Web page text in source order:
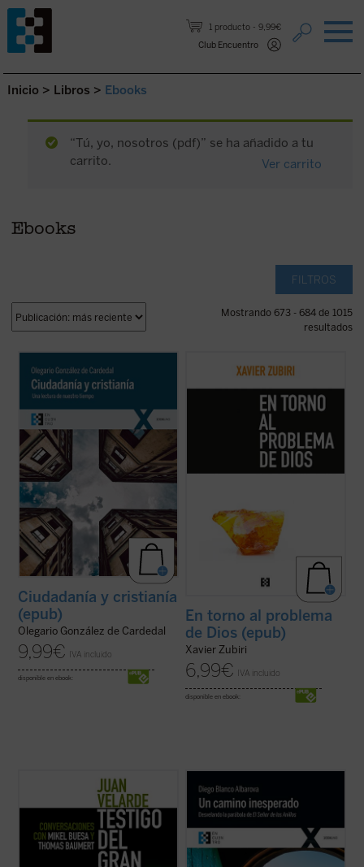
1 producto
9,99€
Club Encuentro
Saltar al contenido.
Inicio > Libros > Ebooks
“Tú, yo, nosotros (pdf)” se ha añadido a tu
carrito.
Ver carrito
Ebooks
FILTROS
Mostrando 673 - 684 de 1015
resultados
hacer, los ciudadanos tenemos siempre la
sociedad por configurar y los cristianos
tenemos siempre nuestra fe por realizar.
existente entre estos órdenes: Humanidad,
...(ver ficha)
Ciudadanía y cristianía
(epub)
Olegario González de Cardedal
9,99€ IVA incluido
disponible en ebook:
Este ensayo clásico de Zubiri constituye
una de las mejores introducciones a su
en edición separada, permitirá al lector
apreciar en todo su valor la originaria
formulación de la idea de religación, ...
En torno al problema
de Dios (epub)
Xavier Zubiri
6,99€ IVA incluido
disponible en ebook:
Pocas personas encarnan mejor que Juan
Velarde, decano de los economistas
españoles, la historia de nuestro país en los
últimos 60 años. Y no sólo por su relevante
papel en el desarrollo de la economía como
disciplina académica en España ...
queda un Anillo y, aunque no lo sepas, lo
tienes tú. Sal de la comodidad de tu agujero
hobbity ponte en camino con la comunidad
para siempre. Tendrás ...